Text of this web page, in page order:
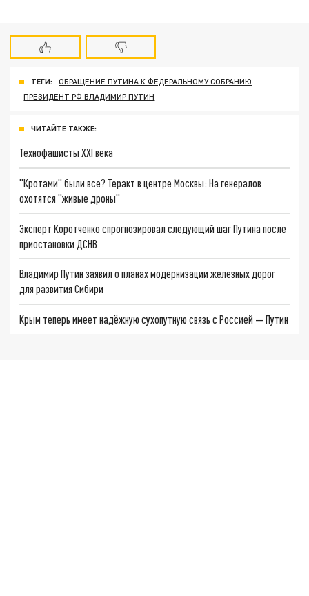
ТЕГИ:
ОБРАЩЕНИЕ ПУТИНА К ФЕДЕРАЛЬНОМУ СОБРАНИЮ
ПРЕЗИДЕНТ РФ ВЛАДИМИР ПУТИН
ЧИТАЙТЕ ТАКЖЕ:
Технофашисты XXI века
"Кротами" были все? Теракт в центре Москвы: На генералов
охотятся "живые дроны"
Эксперт Коротченко спрогнозировал следующий шаг Путина после
приостановки ДСНВ
Владимир Путин заявил о планах модернизации железных дорог
для развития Сибири
Крым теперь имеет надёжную сухопутную связь с Россией — Путин